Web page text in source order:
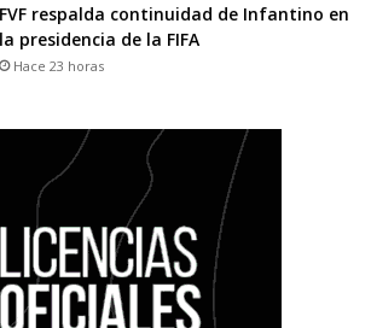
FVF respalda continuidad de Infantino en
la presidencia de la FIFA
Hace 23 horas